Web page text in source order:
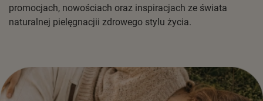
promocjach, nowościach oraz inspiracjach ze świata
naturalnej pielęgnacjii zdrowego stylu życia.